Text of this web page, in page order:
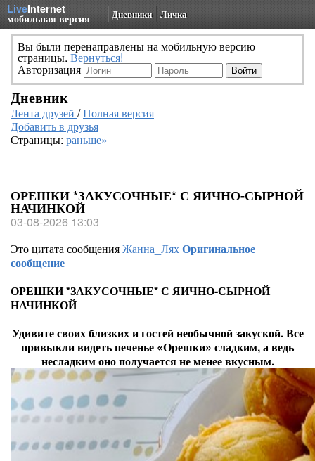
LiveInternet
мобильная версия Дневники Личка
Вы были перенаправлены на мобильную версию
страницы. Вернуться!
Авторизация
Дневник
Лента друзей /Полная версия
Добавить в друзья
Страницы: раньше»
ОРЕШКИ *ЗАКУСОЧНЫЕ* С ЯИЧНО-СЫРНОЙ
НАЧИНКОЙ
03-08-2026 13:03
Это цитата сообщенияЖанна_ЛяхОригинальное
сообщение
ОРЕШКИ *ЗАКУСОЧНЫЕ* С ЯИЧНО-СЫРНОЙ
НАЧИНКОЙ
Удивите своих близких и гостей необычной закуской. Все
привыкли видеть печенье «Орешки» сладким, а ведь
несладким оно получается не менее вкусным.